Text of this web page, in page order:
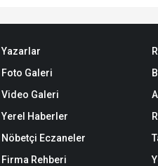
Yazarlar
Foto Galeri
Video Galeri
Yerel Haberler
Nöbetçi Eczaneler
Firma Rehberi